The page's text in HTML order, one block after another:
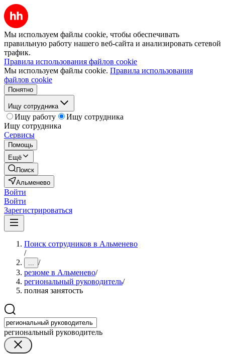
Мы используем файлы cookie, чтобы обеспечивать
правильную работу нашего веб-сайта и анализировать сетевой
трафик.
Правила использования файлов cookie
Мы используем файлы cookie. Правила использования
файлов cookie
Понятно
Ищу сотрудника
Ищу работу
Ищу сотрудника
Ищу сотрудника
Сервисы
Помощь
Ещё
Поиск
Альменево
Войти
Войти
Зарегистрироваться
Поиск сотрудников в Альменево
/
... /
резюме в Альменево/
региональный руководитель/
полная занятость
региональный руководитель